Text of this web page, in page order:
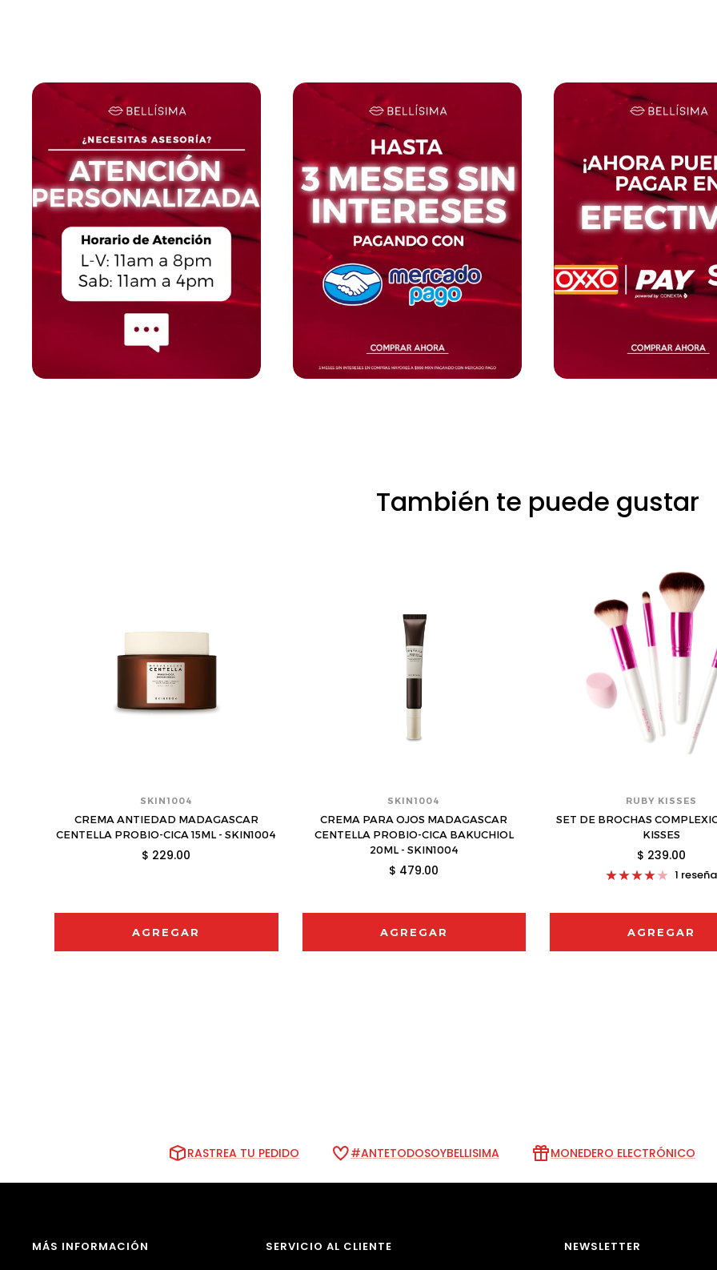
También te puede gustar
SKIN1004
CREMA ANTIEDAD MADAGASCAR
CENTELLA PROBIO-CICA 15ML - SKIN1004
$ 229.00
AGREGAR
SKIN1004
CREMA PARA OJOS MADAGASCAR
CENTELLA PROBIO-CICA BAKUCHIOL
20ML - SKIN1004
$ 479.00
AGREGAR
RUBY KISSES
SET DE BROCHAS
KISSES
$ 239.00
1 reseña
AGREGAR
RASTREA TU PEDIDO #ANTETODOSOYBELLISIMA MONEDERO ELECTRÓNICO
MÁS INFORMACIÓN SERVICIO AL CLIENTE NEWSLETTER